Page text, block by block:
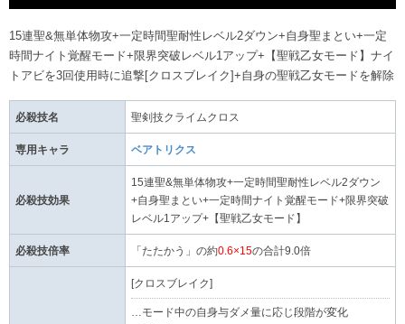
15連聖&無単体物攻+一定時間聖耐性レベル2ダウン+自身聖まとい+一定
時間ナイト覚醒モード+限界突破レベル1アップ+【聖戦乙女モード】ナイ
トアビを3回使用時に追撃[クロスブレイク]+自身の聖戦乙女モードを解除
必殺技名 聖剣技クライムクロス
専用キャラ ベアトリクス
必殺技効果
15連聖&無単体物攻+一定時間聖耐性レベル2ダウン
+自身聖まとい+一定時間ナイト覚醒モード+限界突破
レベル1アップ+【聖戦乙女モード】
必殺技倍率 「たたかう」の約0.6×15の合計9.0倍
[クロスブレイク]
…モード中の自身与ダメ量に応じ段階が変化